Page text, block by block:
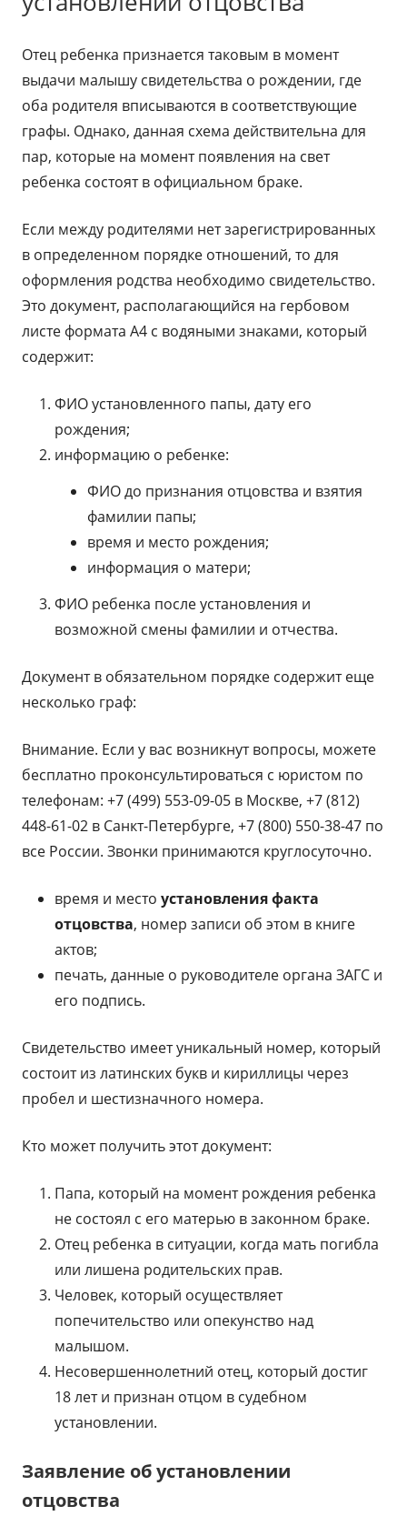
Отец ребенка признается таковым в момент
выдачи малышу свидетельства о рождении, где
оба родителя вписываются в соответствующие
графы. Однако, данная схема действительна для
пар, которые на момент появления на свет
ребенка состоят в официальном браке.
Если между родителями нет зарегистрированных
в определенном порядке отношений, то для
оформления родства необходимо свидетельство.
Это документ, располагающийся на гербовом
листе формата А4 с водяными знаками, который
содержит:
ФИО установленного папы, дату его
рождения;
информацию о ребенке:
ФИО до признания отцовства и взятия
фамилии папы;
время и место рождения;
информация о матери;
ФИО ребенка после установления и
возможной смены фамилии и отчества.
Документ в обязательном порядке содержит еще
несколько граф:
Внимание. Если у вас возникнут вопросы, можете
бесплатно проконсультироваться с юристом по
телефонам: +7 (499) 553-09-05 в Москве, +7 (812)
448-61-02 в Санкт-Петербурге, +7 (800) 550-38-47 по
все России. Звонки принимаются круглосуточно.
время и место установления факта
отцовства, номер записи об этом в книге
актов;
печать, данные о руководителе органа ЗАГС и
его подпись.
Свидетельство имеет уникальный номер, который
состоит из латинских букв и кириллицы через
пробел и шестизначного номера.
Кто может получить этот документ:
Папа, который на момент рождения ребенка
не состоял с его матерью в законном браке.
Отец ребенка в ситуации, когда мать погибла
или лишена родительских прав.
Человек, который осуществляет
попечительство или опекунство над
малышом.
Несовершеннолетний отец, который достиг
18 лет и признан отцом в судебном
установлении.
Заявление об установлении
отцовства